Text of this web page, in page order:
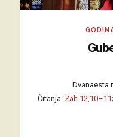
Dvanaesta
Čitanja: Zah